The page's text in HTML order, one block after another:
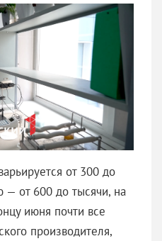
от 300 до
от 600 до тысячи, на
июня почти все
производителя,